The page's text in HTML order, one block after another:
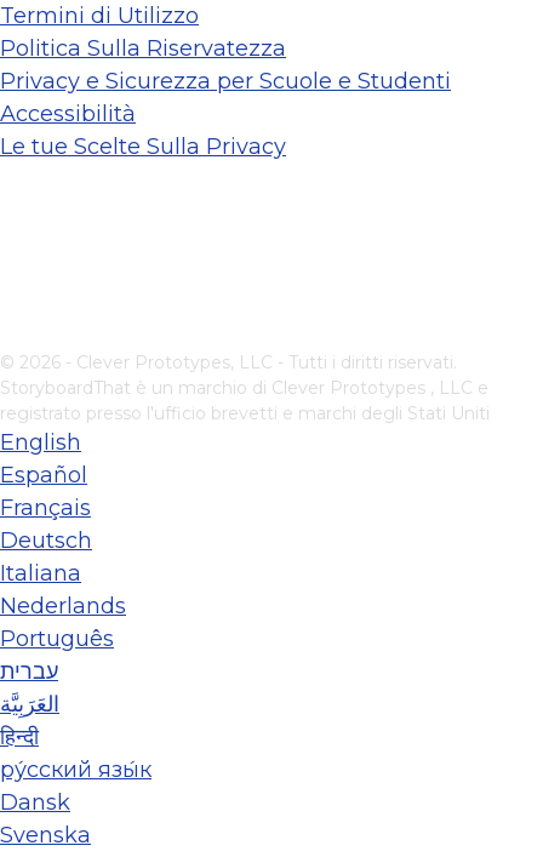
Termini di Utilizzo
Politica Sulla Riservatezza
Privacy e Sicurezza per Scuole e Studenti
Accessibilità
Le tue Scelte Sulla Privacy
© 2026 - Clever Prototypes, LLC - Tutti i diritti riservati.
StoryboardThat è un marchio di Clever Prototypes , LLC e
registrato presso l'ufficio brevetti e marchi degli Stati Uniti
English
Español
Français
Deutsch
Italiana
Nederlands
Português
עברית
العَرَبِيَّة
हिन्दी
ру́сский язы́к
Dansk
Svenska